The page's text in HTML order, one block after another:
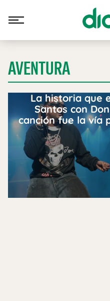
AVENTURA
La historia que
Santos con
canción fue la vía